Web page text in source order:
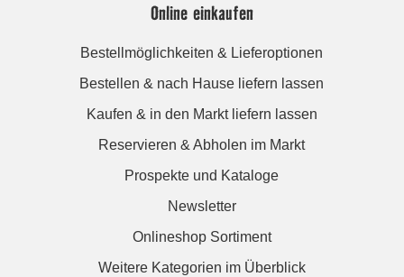
Online einkaufen
Bestellmöglichkeiten & Lieferoptionen
Bestellen & nach Hause liefern lassen
Kaufen & in den Markt liefern lassen
Reservieren & Abholen im Markt
Prospekte und Kataloge
Newsletter
Onlineshop Sortiment
Weitere Kategorien im Überblick